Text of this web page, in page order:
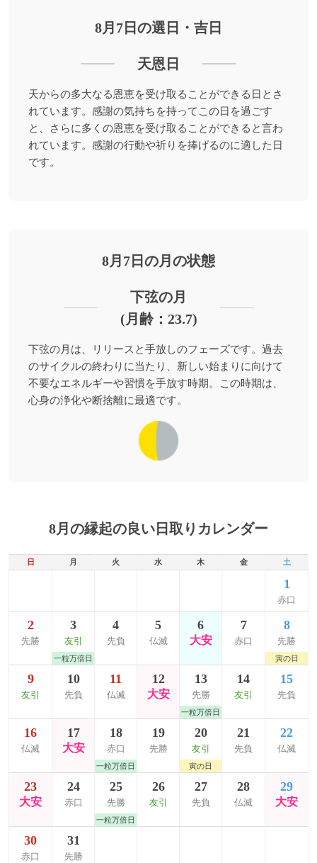
8月7日の選日・吉日
天恩日
天からの多大なる恩恵を受け取ることができる日とさ
れています。感謝の気持ちを持ってこの日を過ごす
と、さらに多くの恩恵を受け取ることができると言わ
れています。感謝の行動や祈りを捧げるのに適した日
です。
8月7日の月の状態
下弦の月
(月齢：23.7)
下弦の月は、リリースと手放しのフェーズです。過去
のサイクルの終わりに当たり、新しい始まりに向けて
不要なエネルギーや習慣を手放す時期。この時期は、
心身の浄化や断捨離に最適です。
8月の縁起の良い日取りカレンダー
日 月 火 水 木 金 土
1
赤口
2
先勝
3
友引
一粒万倍日
4
先負
5
仏滅
6
大安
7
赤口
8
先勝
寅の日
9
友引
10
先負
11
仏滅
12
大安
13
先勝
一粒万倍日
14
友引
15
先負
16
仏滅
17
大安
18
赤口
一粒万倍日
19
先勝
20
友引
寅の日
21
先負
22
仏滅
23
大安
24
赤口
25
先勝
一粒万倍日
26
友引
27
先負
28
仏滅
29
大安
30
赤口
31
先勝